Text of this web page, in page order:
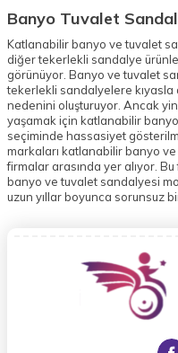
Banyo Tuvalet
Katlanabilir banyo ve tuvalet
diğer tekerlekli sandalye
görünüyor. Banyo ve tuvalet
tekerlekli sandalyelere kıyasla
nedenini oluşturuyor. Ancak
yaşamak için katlanabilir
seçiminde hassasiyet
markaları katlanabilir banyo
firmalar arasında yer alıyor.
banyo ve tuvalet sandalyesi
uzun yıllar boyunca sorunsuz